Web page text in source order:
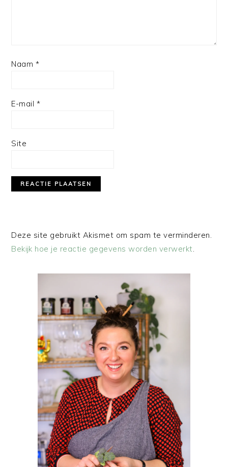
Naam *
E-mail *
Site
Deze site gebruikt Akismet om spam te verminderen.
Bekijk hoe je reactie gegevens worden verwerkt.